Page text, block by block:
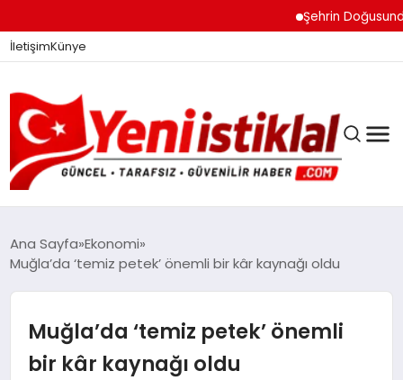
Şehrin
İletişimKünye
GÜNDEM
DÜNYA
Ana Sayfa Ekonomi
Muğla’da ‘temiz petek’ önemli bir kâr kaynağı oldu
Muğla’da ‘temiz petek’ önemli
bir kâr kaynağı oldu